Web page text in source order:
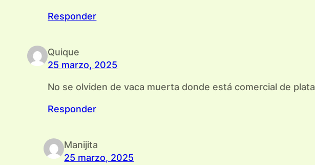
Responder
Quique
25 marzo, 2025
No se olviden de vaca muerta donde está comercial de plata
Responder
Manijita
25 marzo, 2025